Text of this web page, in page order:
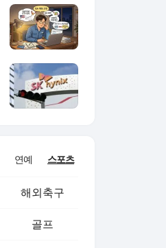
연예 스포츠
해외축구
골프